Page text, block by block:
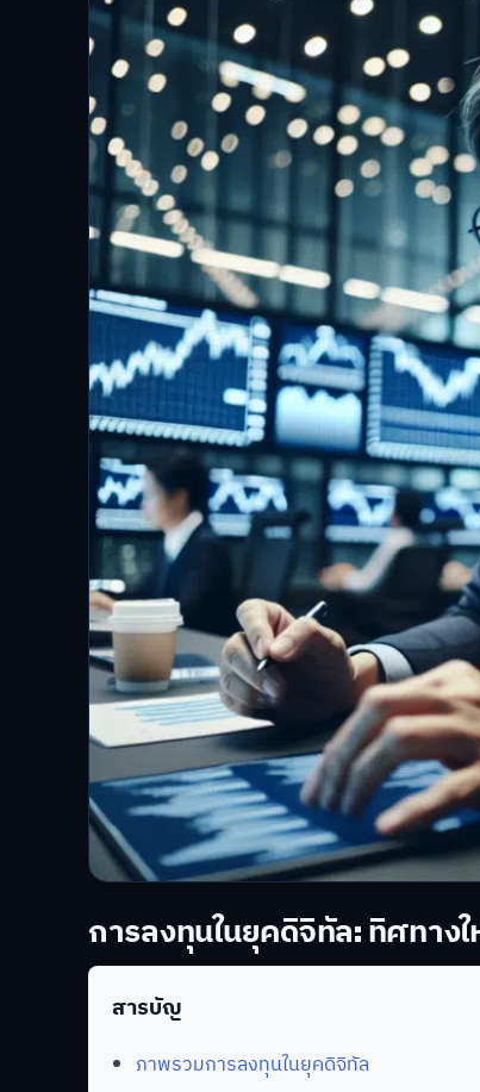
การลงทุนในยุคดิจิทัล: ทิศทาง
สารบัญ
ภาพรวมการลงทุนในยุคดิจิทัล